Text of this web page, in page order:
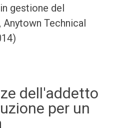
gestione del
Anytown Technical
dell'addetto
per un